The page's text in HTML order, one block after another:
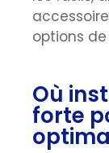
options
Où
forte